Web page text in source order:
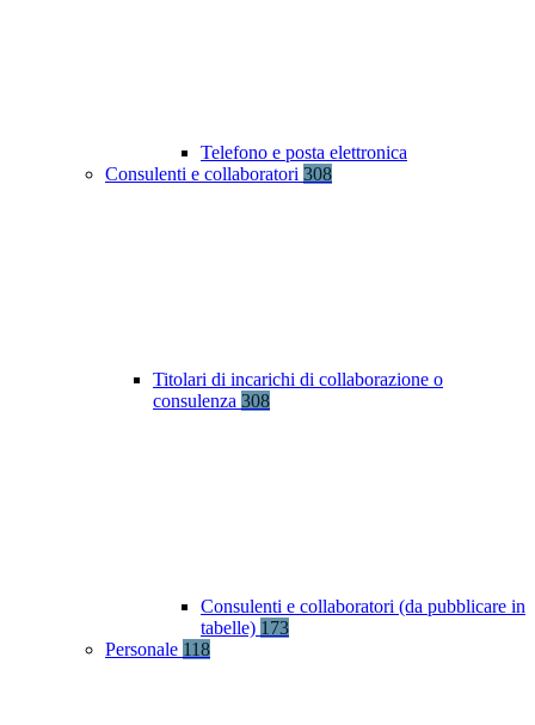
Telefono e posta elettronica
Consulenti e collaboratori 308
Titolari di incarichi di collaborazione o
consulenza 308
Consulenti e collaboratori (da pubblicare in
tabelle) 173
Personale 118